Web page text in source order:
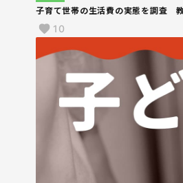
子育て世帯の生活費の実態を調査
10